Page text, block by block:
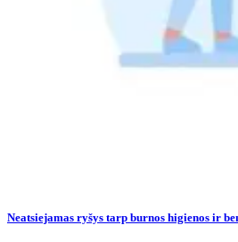
Neatsiejamas ryšys tarp burnos higienos ir